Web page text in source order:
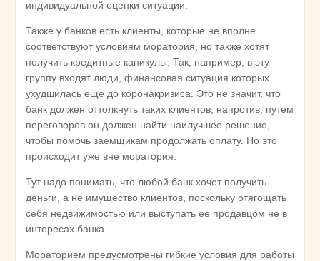
индивидуальной оценки ситуации.
Также у банков есть клиенты, которые не вполне
соответствуют условиям моратория, но также хотят
получить кредитные каникулы. Так, например, в эту
группу входят люди, финансовая ситуация которых
ухудшилась еще до коронакризиса. Это не значит, что
банк должен оттолкнуть таких клиентов, напротив, путем
переговоров он должен найти наилучшее решение,
чтобы помочь заемщикам продолжать оплату. Но это
происходит уже вне моратория.
Тут надо понимать, что любой банк хочет получить
деньги, а не имущество клиентов, поскольку отягощать
себя недвижимостью или выступать ее продавцом не в
интересах банка.
Мораторием предусмотрены гибкие условия для работы